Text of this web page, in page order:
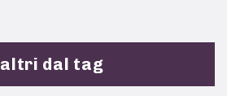
altri dal tag